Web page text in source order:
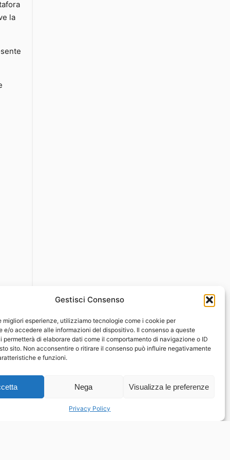
Gestisci Consenso
migliori esperienze, utilizziamo tecnologie come i cookie per
e/o accedere alle informazioni del dispositivo. Il consenso a queste
permetterà di elaborare dati come il comportamento di navigazione o ID
sito. Non acconsentire o ritirare il consenso può influire negativamente
e funzioni.
Nega Visualizza le preferenze
Privacy Policy
la